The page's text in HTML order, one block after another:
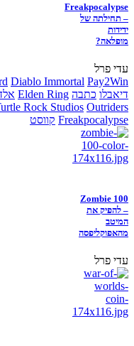
Freakpocalypse
– תחילתה של
ידידות
מופלאה?
עדי פרל
Diablo Immortal Pay2Win
דיאבלו כתבה Elden Ring
Rock Studios Outriders
Freakpocalypse קווסט
Zombie 100
– להפיק את
המיטב
מהאפוקליפסה
עדי פרל